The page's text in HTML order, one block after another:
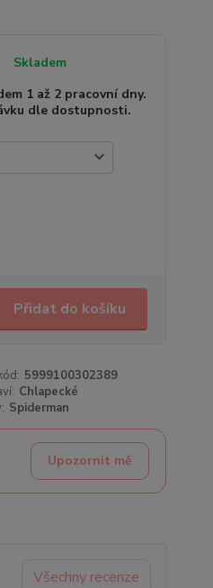
Skladem
1 až 2 pracovní dny.
dle dostupnosti.
Přidat do košíku
5999100302389
Chlapecké
Spiderman
Upozornit mě
Všechny recenze